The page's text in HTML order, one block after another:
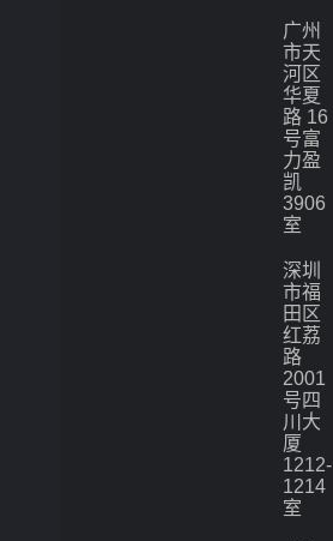
广州
市天
河区
华夏
路 16
号富
力盈
凯
3906
室
深圳
市福
田区
红荔
路
2001
号四
川大
厦
1212-
1214
室